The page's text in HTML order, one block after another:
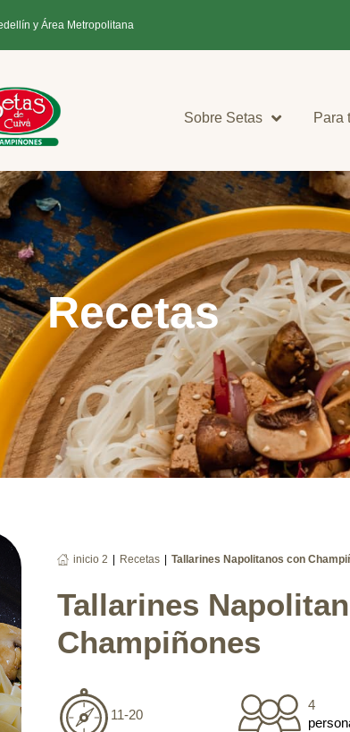
y Área Metropolitana
Sobre Setas Para
Recetas
inicio 2 Recetas Tallarines Napolitanos con
Tallarines
Champiñones
11-20
4